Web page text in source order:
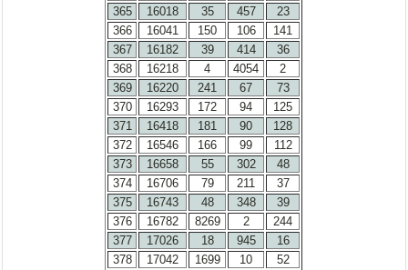
365
16018 35 457
23
366
16041 150 106
141
367
16182 39 414
36
368
16218 4 4054
2
369
16220 241 67
73
370
16293 172 94
125
371
16418 181 90
128
372
16546 166 99
112
373
16658 55 302
48
374
16706 79 211
37
375
16743 48 348
39
376
16782 8269 2
244
377
17026 18 945
16
378
17042 1699 10
52